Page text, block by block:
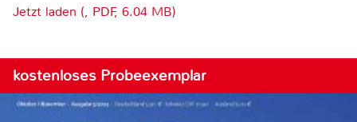
Jetzt laden (, PDF, 6.04 MB)
kostenloses Probeexemplar